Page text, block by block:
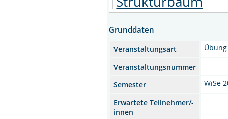
Grunddaten
Veranstaltungsart
Übung
Veranstaltungsnummer
Semester
WiSe
Erwartete Teilnehmer/-
innen